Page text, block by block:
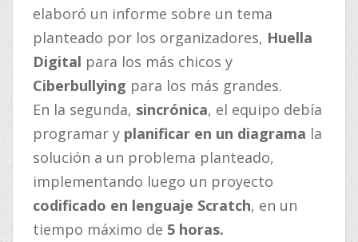
elaboró un informe sobre un tema
planteado por los organizadores, Huella
Digital para los más chicos y
Ciberbullying para los más grandes.
En la segunda, sincrónica, el equipo debía
programar y planificar en un diagrama la
solución a un problema planteado,
implementando luego un proyecto
codificado en lenguaje Scratch, en un
tiempo máximo de 5 horas.